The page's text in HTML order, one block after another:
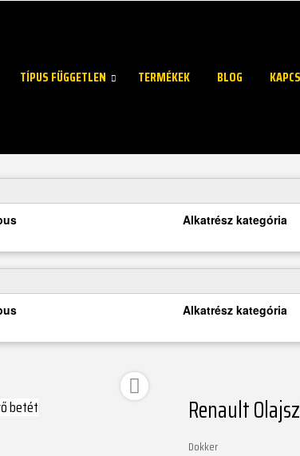
TÍPUS FÜGGETLEN TERMÉKEK BLOG
Alkatrész kategória
Alkatrész kategória

Renault
Dokker